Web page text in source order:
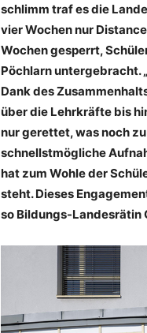
schlimm traf es die
vier Wochen nur
Wochen gesperrt,
Pöchlarn untergebracht.
Dank des
über die Lehrkräfte bis
nur gerettet, was noch
schnellstmögliche
hat zum Wohle der
steht. Dieses
so Bildungs-Landesrätin